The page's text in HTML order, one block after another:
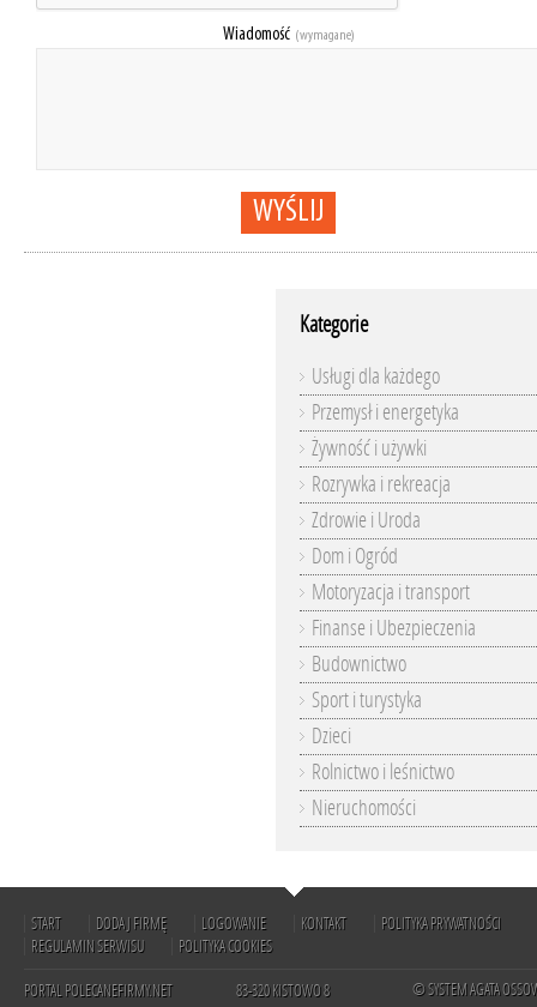
Wiadomość (wymagane)
WYŚLIJ
Kategorie
Usługi dla każdego
Przemysł i energetyka
Żywność i używki
Rozrywka i rekreacja
Zdrowie i Uroda
Dom i Ogród
Motoryzacja i transport
Finanse i Ubezpieczenia
Budownictwo
Sport i turystyka
Dzieci
Rolnictwo i leśnictwo
Nieruchomości
START DODAJ FIRMĘ LOGOWANIE KONTAKT
POLITYKA PRYWATNOŚCI
REGULAMIN SERWISU
POLITYKA COOKIES
PORTAL POLECANEFIRMY.NET 83-320 KISTOWO 8 © SYSTEM AGATA